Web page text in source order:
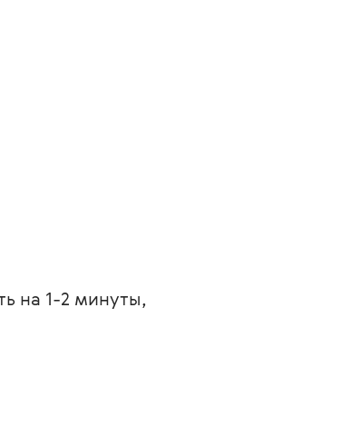
на 1-2 минуты,